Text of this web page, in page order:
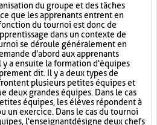
du groupe et des tâches
que les apprenants entrent en
du tournoi est donc de
dans un contexte de
se déroule généralement en
d'abord aux apprenants
a ensuite la formation d'équipes
dit. Il y a deux types de
plusieurs petites équipes et
deux grandes équipes. Dans le cas
équipes, les élèves répondent à
un exercice. Dans le cas du tournoi
l'enseignant désigne deux chefs